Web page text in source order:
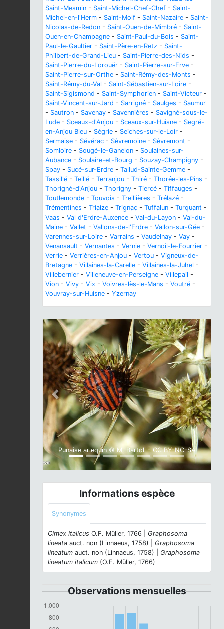
Saint-Mesmin - Saint-Michel-Chef-Chef - Saint-
Michel-en-l'Herm - Saint-Molf - Saint-Nazaire - Saint-
Nicolas-de-Redon - Saint-Ouen-de-Mimbré - Saint-
Ouen-en-Champagne - Saint-Paul-du-Bois - Saint-
Paul-le-Gaultier - Saint-Père-en-Retz - Saint-
Philbert-de-Grand-Lieu - Saint-Pierre-des-Nids -
Saint-Pierre-du-Lorouër - Saint-Pierre-sur-Erve -
Saint-Pierre-sur-Orthe - Saint-Rémy-des-Monts -
Saint-Rémy-du-Val - Saint-Sébastien-sur-Loire -
Saint-Sigismond - Saint-Symphorien - Saint-Victeur -
Saint-Vincent-sur-Jard - Sarrigné - Saulges - Saumur
- Sautron - Savenay - Savennières - Savigné-sous-le-
Lude - Sceaux-d'Anjou - Sceaux-sur-Huisne - Segré-
en-Anjou Bleu - Ségrie - Seiches-sur-le-Loir -
Sermaise - Sévérac - Sèvremoine - Sèvremont -
Somloire - Sougé-le-Ganelon - Soulaines-sur-
Aubance - Soulaire-et-Bourg - Souzay-Champigny -
Spay - Sucé-sur-Erdre - Tallud-Sainte-Gemme -
Tassillé - Teillé - Terranjou - Thiré - Thorée-les-Pins -
Thorigné-d'Anjou - Thorigny - Tiercé - Tiffauges -
Toutlemonde - Touvois - Treillières - Trélazé -
Trémentines - Triaize - Trignac - Tuffalun - Turquant -
Vaas - Val d'Erdre-Auxence - Val-du-Layon - Val-du-
Maine - Vallet - Vallons-de-l'Erdre - Vallon-sur-Gée -
Varennes-sur-Loire - Varrains - Vaudelnay - Vay -
Venansault - Vernantes - Vernie - Vernoil-le-Fourrier -
Verrie - Verrières-en-Anjou - Vertou - Vigneux-de-
Bretagne - Villaines-la-Carelle - Villaines-la-Juhel -
Villebernier - Villeneuve-en-Perseigne - Villepail -
Vion - Vivy - Vix - Voivres-lès-le-Mans - Voutré -
Vouvray-sur-Huisne - Yzernay
Punaise arlequin © M. Bartoli - CC BY-NC-SA
Previous Next
Informations espèce
Synonymes
Cimex italicus O.F. Müller, 1766 | Graphosoma
lineata auct. non (Linnaeus, 1758) | Graphosoma
lineatum auct. non (Linnaeus, 1758) | Graphosoma
lineatum italicum (O.F. Müller, 1766)
Observations mensuelles